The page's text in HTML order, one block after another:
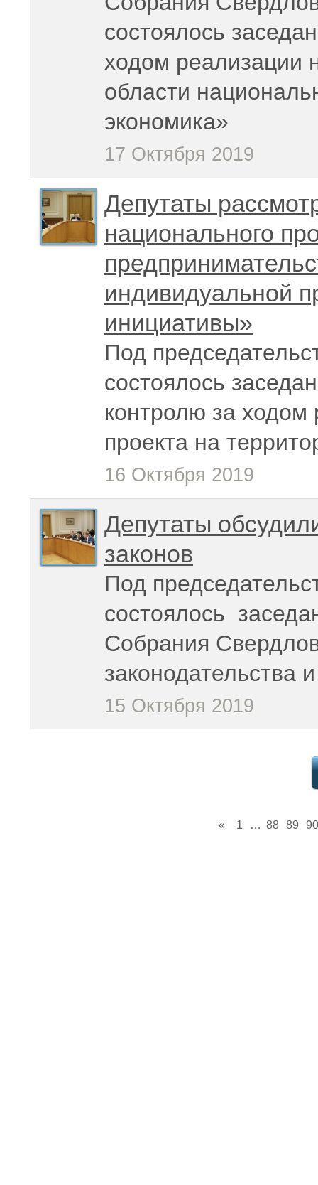
состоялось
ходом реализации
области
экономика»
17 Октября 2019
Депутаты
национального
индивидуальной
инициативы»
Под
состоялось
контролю за ходом
проекта на
16 Октября 2019
Депутаты
законов
Под
состоялось
Собрания
законодательства
15 Октября 2019
« 1 … 88 89